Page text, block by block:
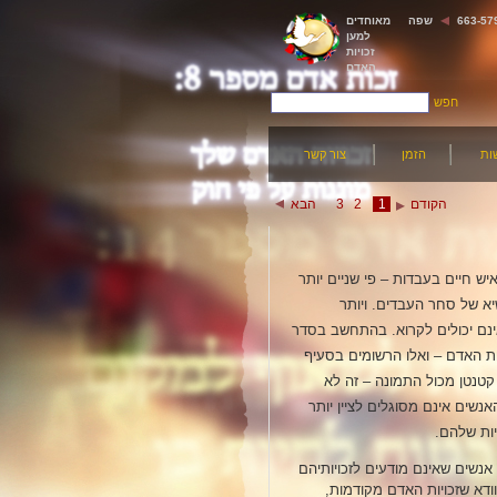
שפה
מאוחדים
למען
זכויות
האדם
חפש
הזמן צור קשר
הקודם 1
2
3 הבא
חיים בעבדות – פי שניים יותר
של סחר העבדים. ויותר
יכולים לקרוא. בהתחשב בסדר
האדם – ואלו הרשומים בסעיף
מכול התמונה – זה לא
אחוז מהאנשים אינם מסוגלים לציין יותר
שאינם מודעים לזכויותיהם
שזכויות האדם מקודמות,